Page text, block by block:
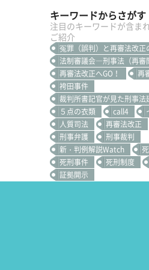
キーワードからさがす
注目のキーワードが含ま
ご紹介
冤罪（誤判）と再審法改正
法制審議会―刑事法（再審
再審法改正へGO！
再
袴田事件
裁判所書記官が見た刑事法
５点の衣類
call4
人質司法
再審法改正
刑事弁護
刑事裁判
新・判例解説Watch
死刑事件
死刑制度
証拠開示